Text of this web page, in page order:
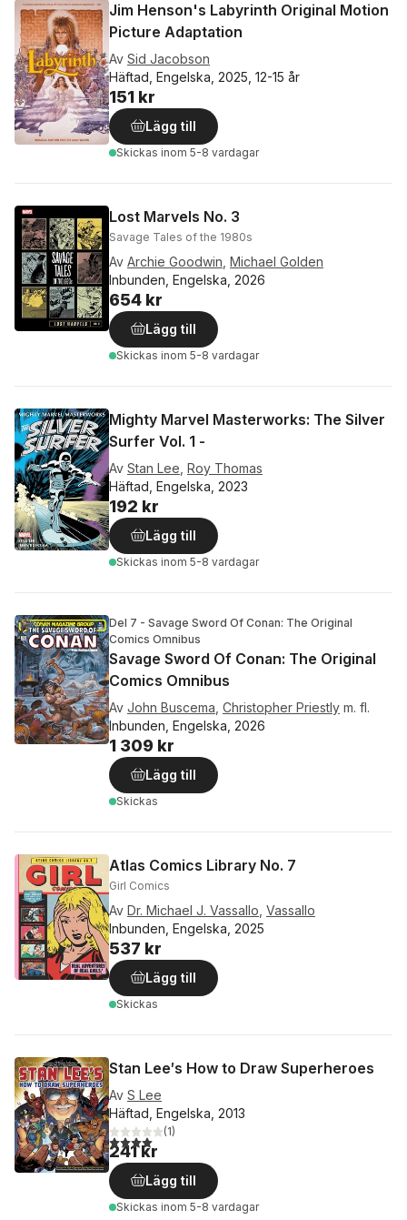
Jim Henson's Labyrinth Original Motion
Picture Adaptation
Av Sid Jacobson
Häftad, Engelska, 2025, 12-15 år
151 kr
Lägg till
Skickas inom 5-8 vardagar
Lost Marvels No. 3
Savage Tales of the 1980s
Av Archie Goodwin Michael Golden
Inbunden, Engelska, 2026
654 kr
Lägg till
Skickas inom 5-8 vardagar
Mighty Marvel Masterworks: The Silver
Surfer Vol. 1 -
Av Stan Lee Roy Thomas
Häftad, Engelska, 2023
192 kr
Lägg till
Skickas inom 5-8 vardagar
Del 7 - Savage Sword Of Conan: The Original
Comics Omnibus
Savage Sword Of Conan: The Original
Comics Omnibus
Av John Buscema Christopher Priestly m. fl.
Inbunden, Engelska, 2026
1 309 kr
Lägg till
Skickas
Atlas Comics Library No. 7
Girl Comics
Av Dr. Michael J. Vassallo Vassallo
Inbunden, Engelska, 2025
537 kr
Lägg till
Skickas
Stan Lee′s How to Draw Superheroes
Av S Lee
Häftad, Engelska, 2013
4,0utav 5 stjärnor. Totalt antal röster:
(1)
241 kr
Lägg till
Skickas inom 5-8 vardagar